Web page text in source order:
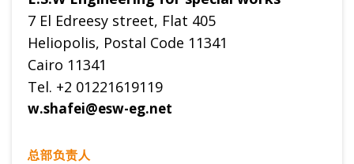
7 El Edreesy street, Flat 405
Heliopolis, Postal Code 11341
Cairo 11341
Tel. +2 01221619119
w.shafei@esw-eg.net
总部负责人